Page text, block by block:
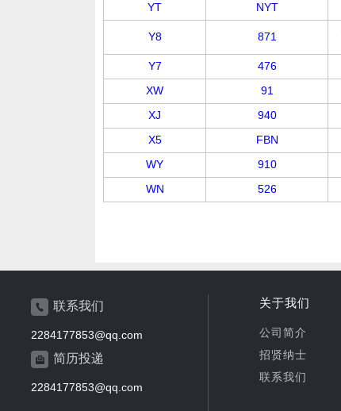
YT
NYT
Y8 871
Y7 476
XW
91
XJ
940
X5
FBN
WY
910
WN
526
联系我们
2284177853@qq.com
简历投递
2284177853@qq.com
关于我们
公司简介
招贤纳士
联系我们